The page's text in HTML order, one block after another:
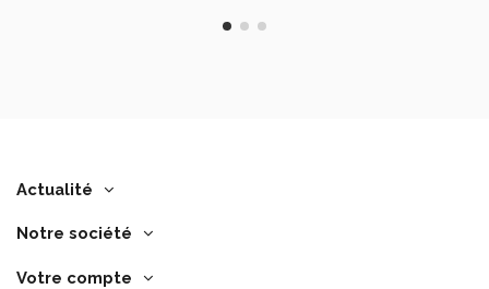
Actualité
Notre société
Votre compte